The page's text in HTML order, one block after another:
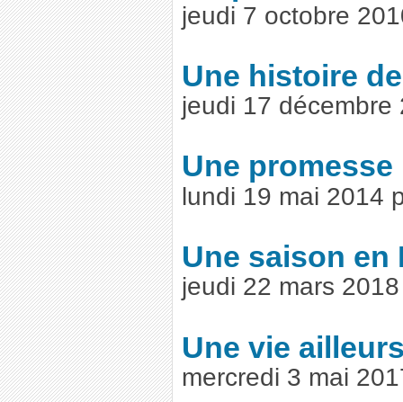
jeudi 7 octobre
Une histoire
jeudi 17 décembre
Une promesse
lundi 19 mai 2014
Une saison en
jeudi 22 mars
Une vie
mercredi 3 mai